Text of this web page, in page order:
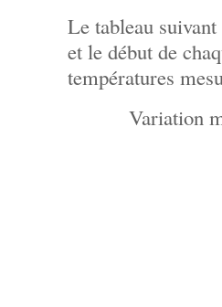
Le tableau
et le début de
températures
Variation